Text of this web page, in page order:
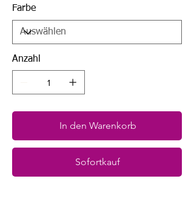
Farbe
Anzahl
In den Warenkorb
Sofortkauf